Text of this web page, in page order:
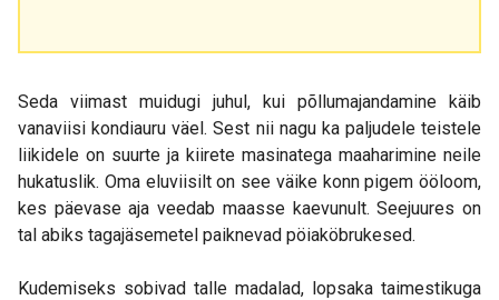
Seda viimast muidugi juhul, kui põllumajandamine käib
vanaviisi kondiauru väel. Sest nii nagu ka paljudele teistele
liikidele on suurte ja kiirete masinatega maaharimine neile
hukatuslik. Oma eluviisilt on see väike konn pigem ööloom,
kes päevase aja veedab maasse kaevunult. Seejuures on
tal abiks tagajäsemetel paiknevad pöiaköbrukesed.
Kudemiseks sobivad talle madalad, lopsaka taimestikuga